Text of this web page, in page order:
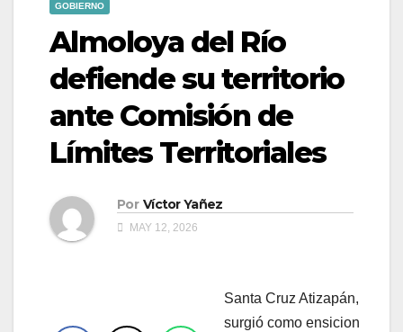
GOBIERNO
Almoloya del Río
defiende su territorio
ante Comisión de
Límites Territoriales
Por Víctor Yañez
MAY 12, 2026
Santa Cruz Atizapán,
surgió como ensicion